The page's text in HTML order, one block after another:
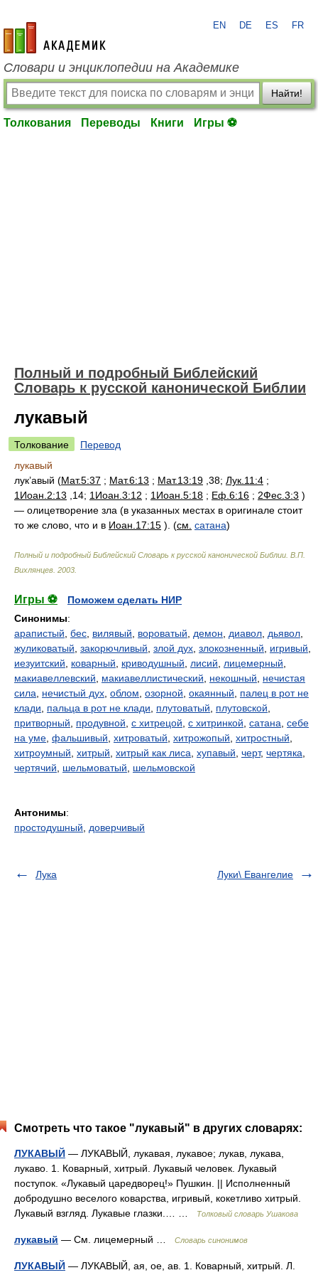
academic.ru
EN DE ES FR
Словари и энциклопедии на Академике
Найти!
Толкования Переводы Книги Игры ⚽
Полный и подробный Библейский
Словарь к русской канонической Библии
лукавый
Толкование
Перевод
лукавый
лук’авый (Мат.5:37 ; Мат.6:13 ; Мат.13:19 ,38; Лук.11:4 ;
1Иоан.2:13 ,14; 1Иоан.3:12 ; 1Иоан.5:18 ; Еф.6:16 ; 2Фес.3:3 )
— олицетворение зла (в указанных местах в оригинале стоит
то же слово, что и в Иоан.17:15 ). (см. сатана)
Полный и подробный Библейский Словарь к русской канонической Библии В.П.
Вихлянцев 2003
Игры ⚽
Поможем сделать НИР
Синонимы:
арапистый бес вилявый вороватый демон диавол дьявол
жуликоватый закорючливый злой дух злокозненный игривый
иезуитский
коварный криводушный лисий лицемерный
макиавеллевский
макиавеллистический некошный
нечистая
сила
нечистый дух облом озорной окаянный
палец в рот не
клади
пальца в рот не клади плутоватый плутовской
притворный
продувной с хитрецой с хитринкой сатана себе
на уме фальшивый хитроватый хитрожопый хитростный
хитроумный хитрый хитрый как лиса хупавый черт, чертяка
чертячий
шельмоватый шельмовской
Антонимы:
простодушный
доверчивый
Лука Луки\ Евангелие
Смотреть что такое "лукавый" в других словарях:
ЛУКАВЫЙ — ЛУКАВЫЙ, лукавая, лукавое; лукав, лукава,
лукаво. 1. Коварный, хитрый. Лукавый человек. Лукавый
поступок. «Лукавый царедворец!» Пушкин. || Исполненный
добродушно веселого коварства, игривый, кокетливо хитрый.
Лукавый взгляд. Лукавые глазки.… …
Толковый словарь Ушакова
лукавый — См. лицемерный … Словарь синонимов
ЛУКАВЫЙ — ЛУКАВЫЙ, ая, ое, ав. 1. Коварный, хитрый. Л.